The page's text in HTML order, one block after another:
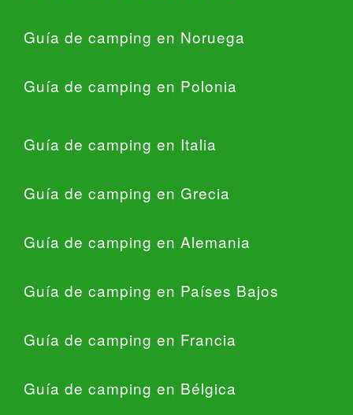
Guía de camping en Noruega
Guía de camping en Polonia
Guía de camping en Italia
Guía de camping en Grecia
Guía de camping en Alemania
Guía de camping en Países Bajos
Guía de camping en Francia
Guía de camping en Bélgica